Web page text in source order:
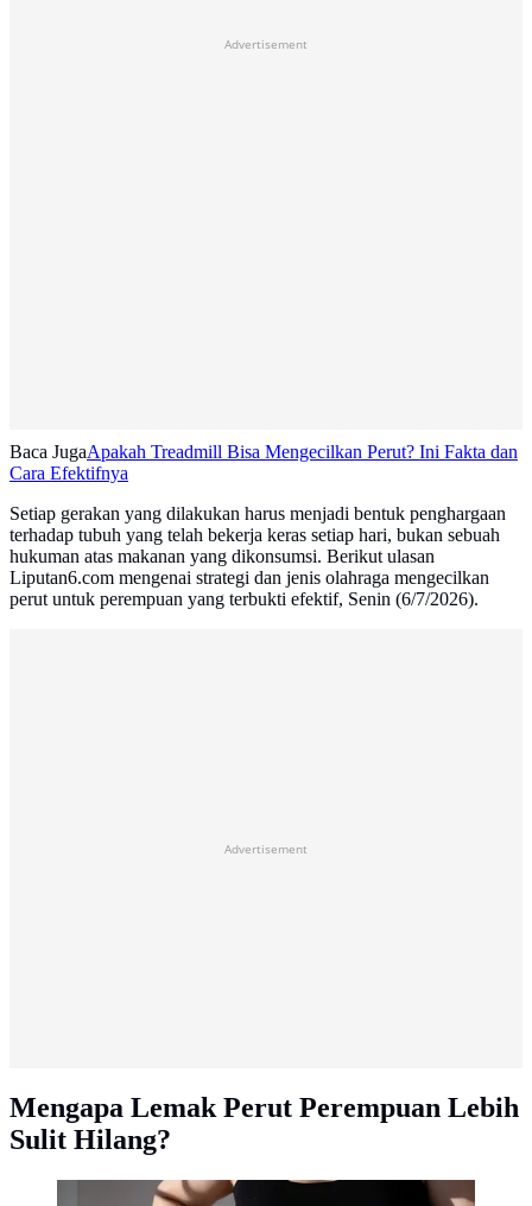
Advertisement
Baca JugaApakah Treadmill Bisa Mengecilkan Perut? Ini Fakta dan
Cara Efektifnya
Setiap gerakan yang dilakukan harus menjadi bentuk penghargaan
terhadap tubuh yang telah bekerja keras setiap hari, bukan sebuah
hukuman atas makanan yang dikonsumsi. Berikut ulasan
Liputan6.com mengenai strategi dan jenis olahraga mengecilkan
perut untuk perempuan yang terbukti efektif, Senin (6/7/2026).
Advertisement
Mengapa Lemak Perut Perempuan Lebih
Sulit Hilang?
Visceral fat adalah lemak yang bersembunyi jauh di